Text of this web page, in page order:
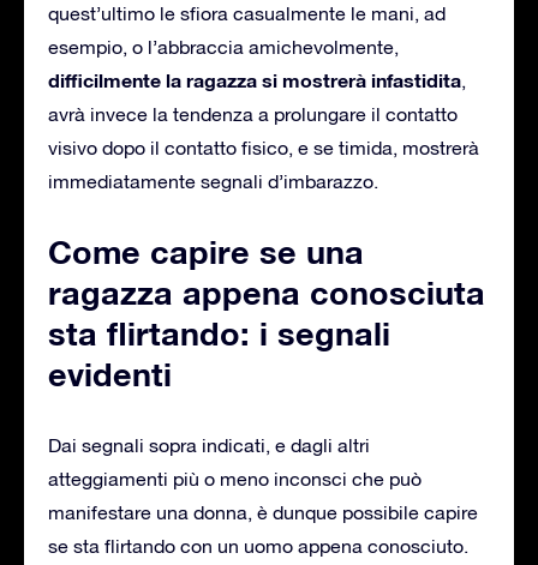
quest’ultimo le sfiora casualmente le mani, ad
esempio, o l’abbraccia amichevolmente,
difficilmente la ragazza si mostrerà infastidita,
avrà invece la tendenza a prolungare il contatto
visivo dopo il contatto fisico, e se timida, mostrerà
immediatamente segnali d’imbarazzo.
Come capire se una
ragazza appena conosciuta
sta flirtando: i segnali
evidenti
Dai segnali sopra indicati, e dagli altri
atteggiamenti più o meno inconsci che può
manifestare una donna, è dunque possibile capire
se sta flirtando con un uomo appena conosciuto.